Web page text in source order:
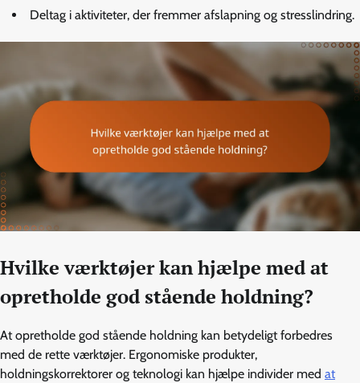
Deltag i aktiviteter, der fremmer afslapning og stresslindring.
Hvilke værktøjer kan hjælpe med at
opretholde god stående holdning?
At opretholde god stående holdning kan betydeligt forbedres
med de rette værktøjer. Ergonomiske produkter,
holdningskorrektorer og teknologi kan hjælpe individer med at